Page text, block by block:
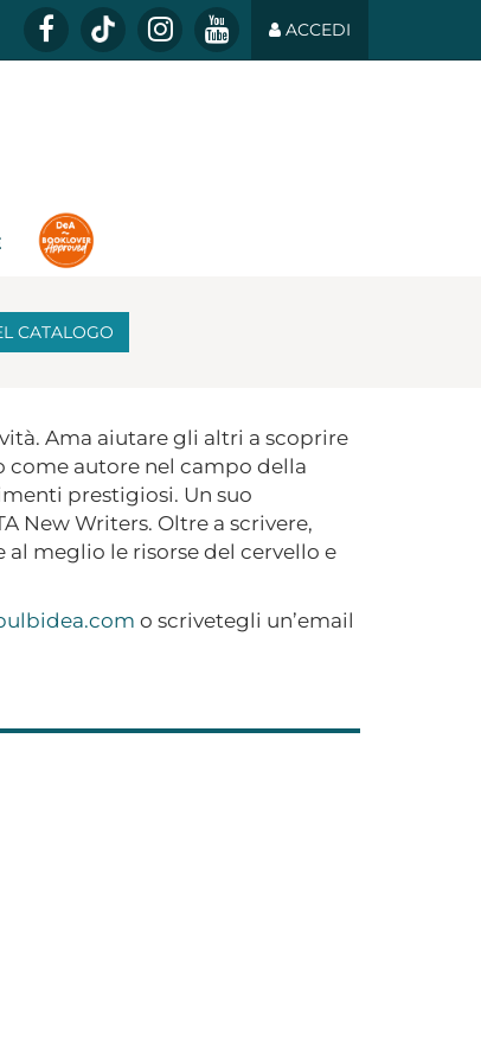
ACCEDI
CATALOGO
Ama aiutare gli altri a scoprire
come autore nel campo della
prestigiosi. Un suo
New Writers. Oltre a scrivere,
meglio le risorse del cervello e
o scrivetegli un’email